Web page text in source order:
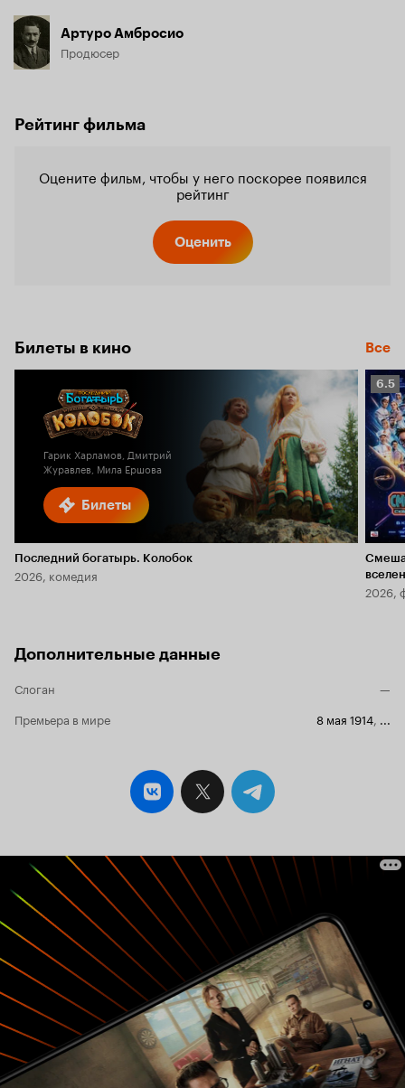
Артуро Амбросио
Продюсер
Рейтинг фильма
Оцените фильм, чтобы у него поскорее появился
рейтинг
Оценить
Билеты в кино Все
Билеты
Гарик Харламов, Дмитрий
Журавлев, Мила Ершова
Последний богатырь. Колобок
2026, комедия
6.5
6.5
2026,
Дополнительные данные
Слоган
—
Премьера в мире
8 мая 1914, ...